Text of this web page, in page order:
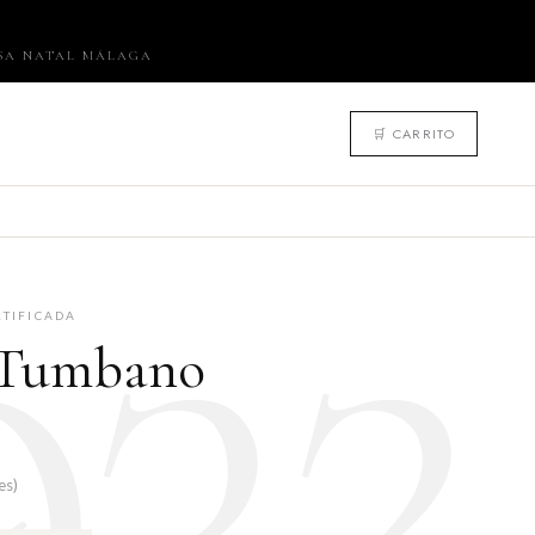
NATAL MÁLAGA
🛒 CARRITO